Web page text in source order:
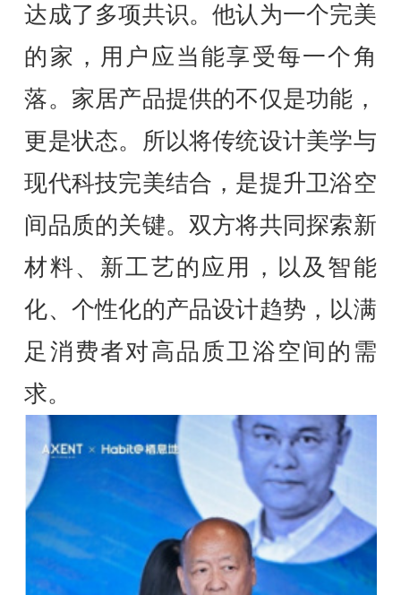
达成了多项共识。他认为一个完美
的家，用户应当能享受每一个角
落。家居产品提供的不仅是功能，
更是状态。所以将传统设计美学与
现代科技完美结合，是提升卫浴空
间品质的关键。双方将共同探索新
材料、新工艺的应用，以及智能
化、个性化的产品设计趋势，以满
足消费者对高品质卫浴空间的需
求。